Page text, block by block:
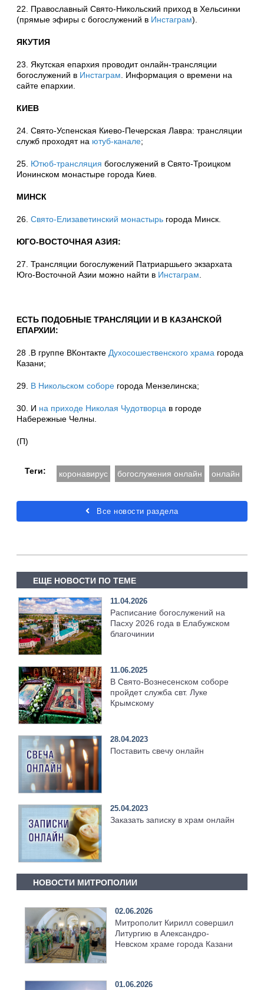
22. Православный Свято-Никольский приход в Хельсинки
(прямые эфиры с богослужений в Инстаграм).
ЯКУТИЯ
23. Якутская епархия проводит онлайн-трансляции
богослужений в Инстаграм . Информация о времени на
сайте епархии.
КИЕВ
24. Свято-Успенская Киево-Печерская Лавра: трансляции
служб проходят на ютуб-канале;
25. Ютюб-трансляция богослужений в Свято-Троицком
Ионинском монастыре города Киев.
МИНСК
26. Свято-Елизаветинский монастырь города Минск.
ЮГО-ВОСТОЧНАЯ АЗИЯ:
27. Трансляции богослужений Патриаршьего экзархата
Юго-Восточной Азии можно найти в Инстаграм
ЕСТЬ ПОДОБНЫЕ ТРАНСЛЯЦИИ И В КАЗАНСКОЙ
ЕПАРХИИ:
28 .В группе ВКонтакте Духосошественского храма города
Казани;
29. В Никольском соборе города Мензелинска;
30. И на приходе Николая Чудотворца в городе
Набережные Челны.
(П)
Теги: коронавирус богослужения онлайн онлайн
Все новости раздела
ЕЩЕ НОВОСТИ ПО ТЕМЕ
11.04.2026
Расписание богослужений на
Пасху 2026 года в Елабужском
благочинии
11.06.2025
В Свято-Вознесенском соборе
пройдет служба свт. Луке
Крымскому
28.04.2023
Поставить свечу онлайн
25.04.2023
Заказать записку в храм онлайн
НОВОСТИ МИТРОПОЛИИ
02.06.2026
Митрополит Кирилл совершил
Литургию в Александро-
Невском храме города Казани
01.06.2026